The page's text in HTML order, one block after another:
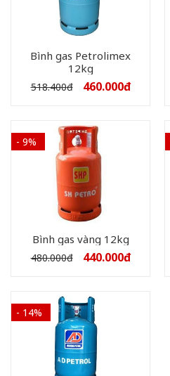
Bình gas Petrolimex
12kg
518.400đ 460.000đ
- 9%
Bình gas vàng 12kg
480.000đ 440.000đ
- 14%